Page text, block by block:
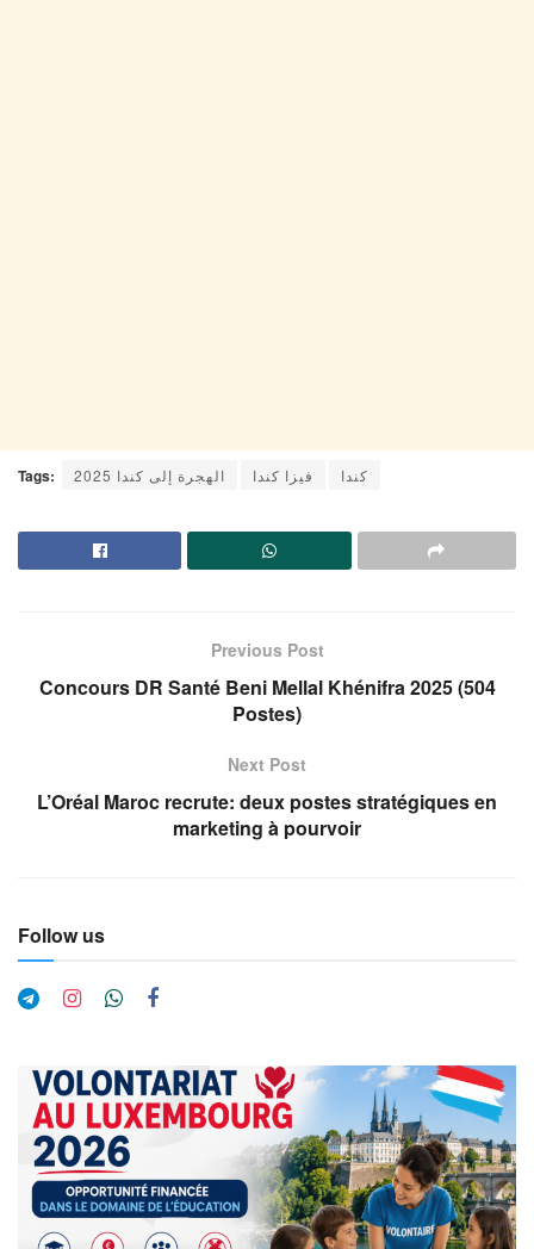
Tags: الهجرة إلى كندا 2025 فيزا كندا كندا
Previous Post
Concours DR Santé Beni Mellal Khénifra 2025 (504
Postes)
Next Post
L’Oréal Maroc recrute: deux postes stratégiques en
marketing à pourvoir
Follow us